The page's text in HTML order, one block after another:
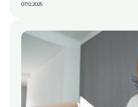
07.12.2025